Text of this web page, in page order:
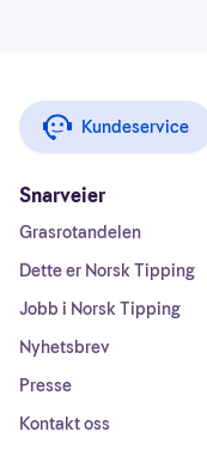
Kundeservice
Snarveier
Grasrotandelen
Dette er Norsk Tipping
Jobb i Norsk Tipping
Nyhetsbrev
Presse
Kontakt oss